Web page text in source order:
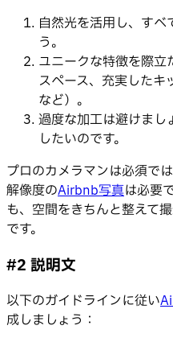
自然光を活用し、すべ
う。
ユニークな特徴を際立
スペース、充実したキ
など）。
過度な加工は避けまし
したいのです。
プロのカメラマンは必須で
解像度のAirbnb写真は必要
も、空間をきちんと整えて
です。
#2 説明文
以下のガイドラインに従い
成しましょう：